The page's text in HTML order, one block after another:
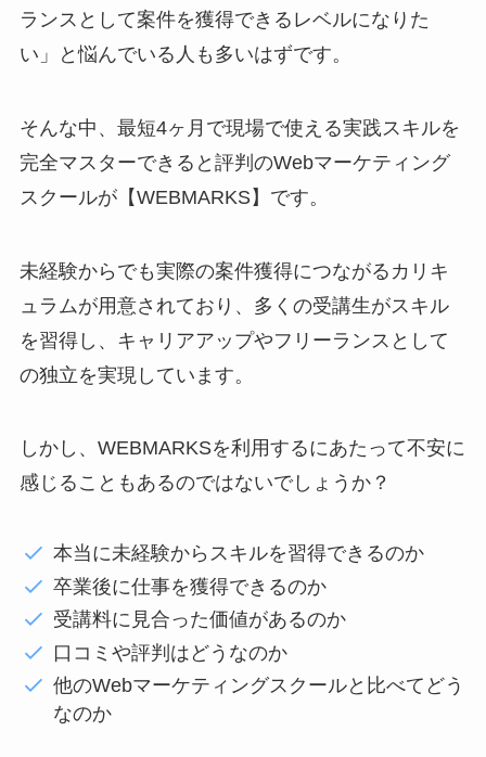
ランスとして案件を獲得できるレベルになりた
い」と悩んでいる人も多いはずです。
そんな中、最短4ヶ月で現場で使える実践スキルを
完全マスターできると評判のWebマーケティング
スクールが【WEBMARKS】です。
未経験からでも実際の案件獲得につながるカリキ
ュラムが用意されており、多くの受講生がスキル
を習得し、キャリアアップやフリーランスとして
の独立を実現しています。
しかし、WEBMARKSを利用するにあたって不安に
感じることもあるのではないでしょうか？
本当に未経験からスキルを習得できるのか
卒業後に仕事を獲得できるのか
受講料に見合った価値があるのか
口コミや評判はどうなのか
他のWebマーケティングスクールと比べてどう
なのか